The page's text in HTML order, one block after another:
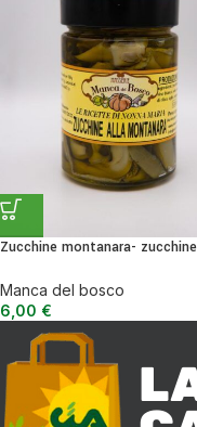
Zucchine montanara- zucchine
Manca del bosco
6,00 €